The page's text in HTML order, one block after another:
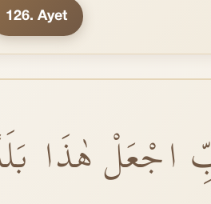
126. Ayet
هٰذَا